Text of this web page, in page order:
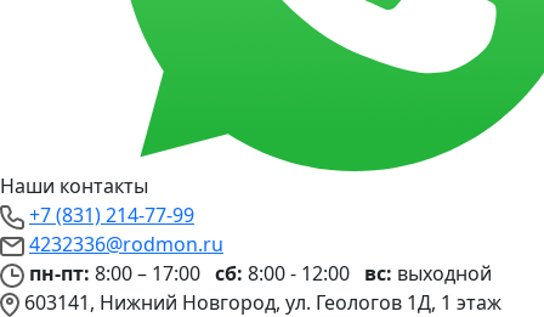
Наши контакты
+7 (831) 214-77-99
4232336@rodmon.ru
пн-пт: 8:00 – 17:00 сб: 8:00 - 12:00 вс: выходной
603141, Нижний Новгород, ул. Геологов 1Д, 1 этаж